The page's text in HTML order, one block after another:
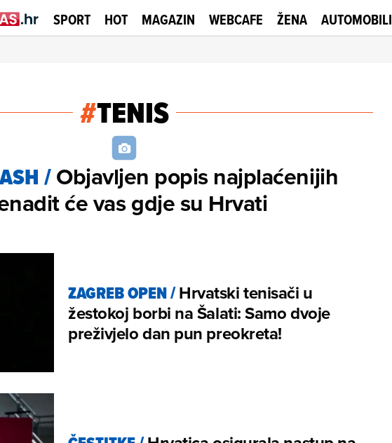
SPORT HOT MAGAZIN WEBCAFE ŽENA AUTOMOBILI
#TENIS
/Objavljen popis najplaćenijih
će vas gdje su Hrvati
ZAGREB OPEN/Hrvatski tenisači u
žestokoj borbi na Šalati: Samo dvoje
preživjelo dan pun preokreta!